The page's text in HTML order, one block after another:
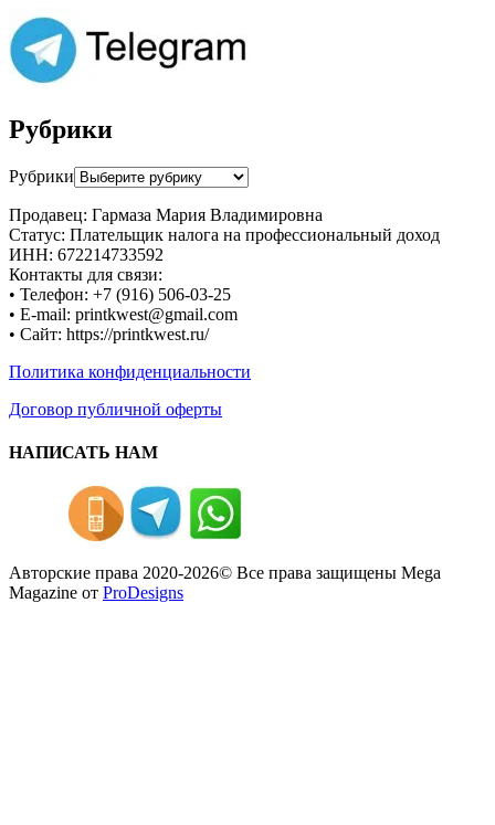
Рубрики
Рубрики
Продавец: Гармаза Мария Владимировна
Статус: Плательщик налога на профессиональный доход
ИНН: 672214733592
Контакты для связи:
• Телефон: +7 (916) 506-03-25
• E-mail: printkwest@gmail.com
• Сайт: https://printkwest.ru/
Политика конфиденциальности
Договор публичной оферты
НАПИСАТЬ НАМ
Авторские права 2020-2026© Все права защищены Mega
Magazine от ProDesigns